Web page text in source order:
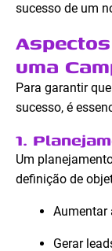
sucesso de um
uma
Para garantir
sucesso, é
1.
Um
definição de
Aumentar
Gerar